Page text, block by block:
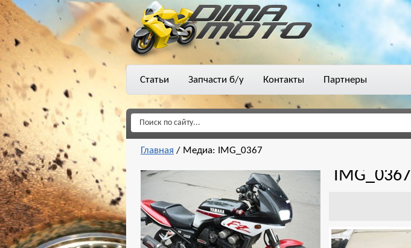
Статьи Запчасти б/у Контакты Партнеры
Главная / Медиа: IMG_0367
IMG_0367